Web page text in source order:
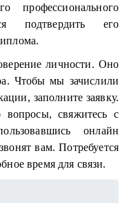
профессионального
подтвердить его
личности. Оно
Чтобы мы зачислили
заполните заявку.
свяжитесь с
онлайн
вам. Потребуется
время для связи.